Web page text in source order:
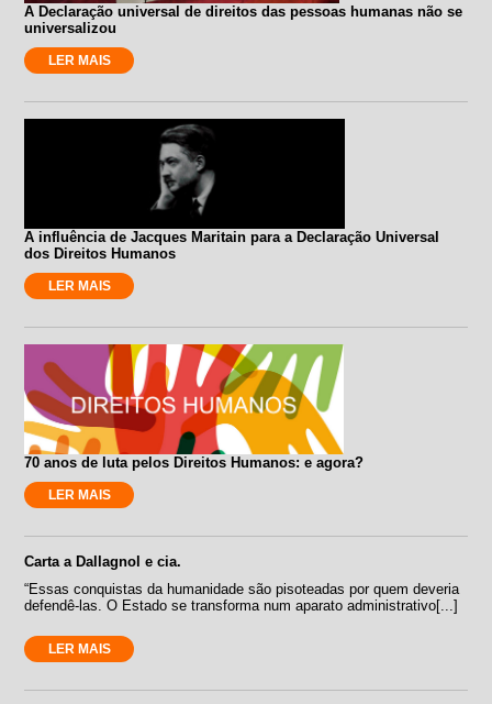
A Declaração universal de direitos das pessoas humanas não se
universalizou
LER MAIS
A influência de Jacques Maritain para a Declaração Universal
dos Direitos Humanos
LER MAIS
70 anos de luta pelos Direitos Humanos: e agora?
LER MAIS
Carta a Dallagnol e cia.
“Essas conquistas da humanidade são pisoteadas por quem deveria
defendê-las. O Estado se transforma num aparato administrativo[...]
LER MAIS